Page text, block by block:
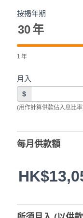
按揭年期
30年
1 年
月入
$
(用作計算供款佔入息比
每月供款額